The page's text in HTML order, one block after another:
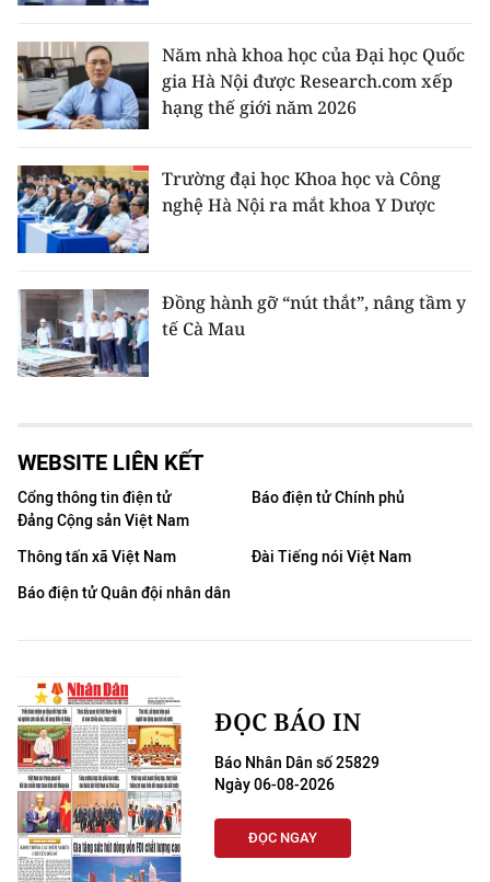
Năm nhà khoa học của Đại học Quốc
gia Hà Nội được Research.com xếp
hạng thế giới năm 2026
Trường đại học Khoa học và Công
nghệ Hà Nội ra mắt khoa Y Dược
Đồng hành gỡ “nút thắt”, nâng tầm y
tế Cà Mau
WEBSITE LIÊN KẾT
Cổng thông tin điện tử
Đảng Cộng sản Việt Nam
Báo điện tử Chính phủ
Thông tấn xã Việt Nam
Đài Tiếng nói Việt Nam
Báo điện tử Quân đội nhân dân
ĐỌC BÁO IN
Báo Nhân Dân số 25829
Ngày 06-08-2026
ĐỌC NGAY